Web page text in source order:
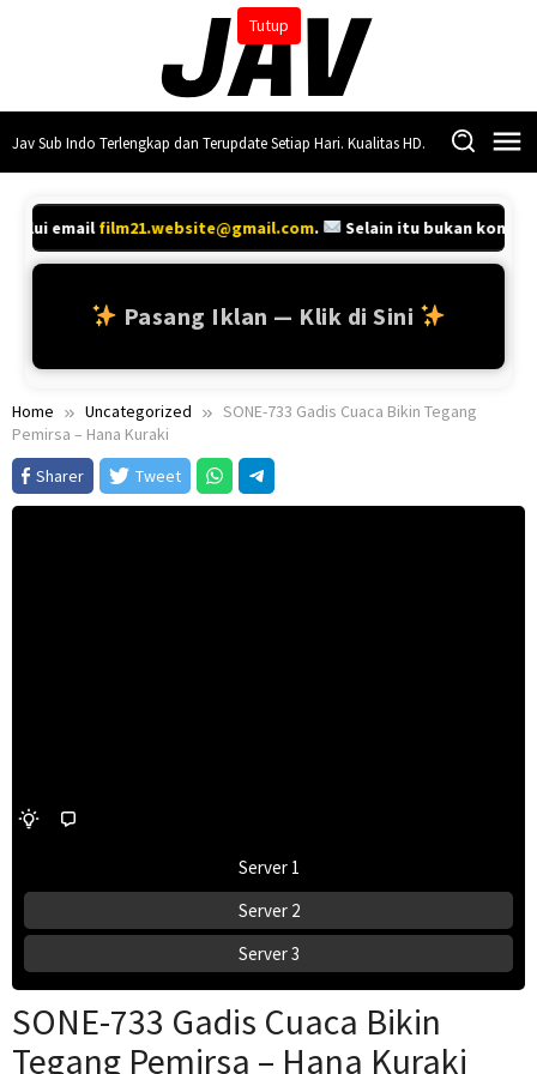
Tutup
Jav Sub Indo Terlengkap dan Terupdate Setiap Hari. Kualitas HD.
emailfilm21.website@gmail.com. Selain itu bukan kontak
Pasang Iklan — Klik di Sini
Home Uncategorized
SONE-733 Gadis Cuaca Bikin Tegang
Pemirsa – Hana Kuraki
Sharer
Tweet
Server 1
Server 2
Server 3
SONE-733 Gadis Cuaca Bikin
Tegang Pemirsa – Hana Kuraki